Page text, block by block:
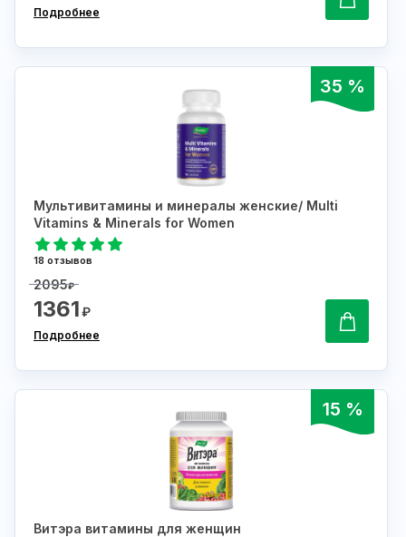
Подробнее
35 %
Мультивитамины и минералы женские/ Multi
Vitamins & Minerals for Women
18 отзывов
2095₽
1361₽
Подробнее
15 %
Витэра витамины для женщин